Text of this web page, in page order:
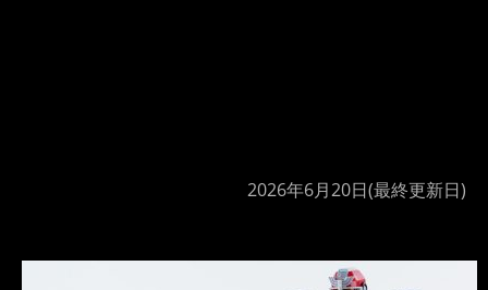
2026年6月20日(最終更新日)